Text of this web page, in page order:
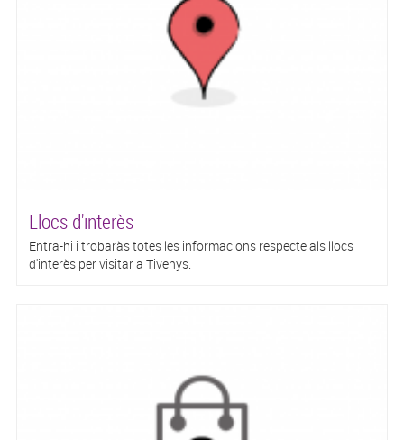
Llocs d'interès
Entra-hi i trobaràs totes les informacions respecte als llocs
d'interès per visitar a Tivenys.